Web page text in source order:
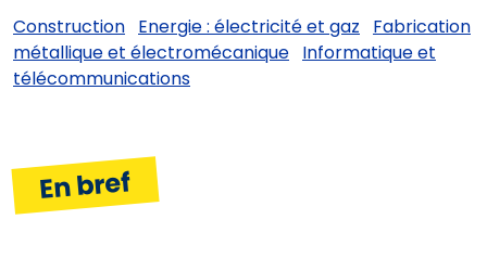
Construction Energie : électricité et gaz
Fabrication
métallique et électromécanique Informatique et
télécommunications
En bref